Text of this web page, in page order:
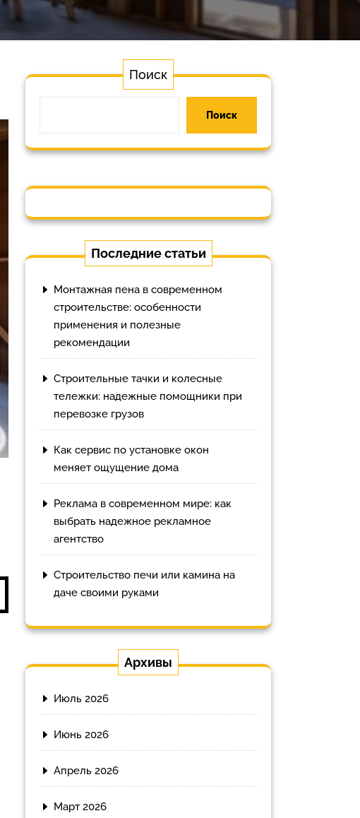
Поиск
Поиск
Последние статьи
Монтажная пена в современном
строительстве: особенности
применения и полезные
рекомендации
Строительные тачки и колесные
тележки: надежные помощники при
перевозке грузов
Как сервис по установке окон
меняет ощущение дома
Реклама в современном мире: как
выбрать надежное рекламное
агентство
Строительство печи или камина на
даче своими руками
Архивы
Июль 2026
Июнь 2026
Апрель 2026
Март 2026